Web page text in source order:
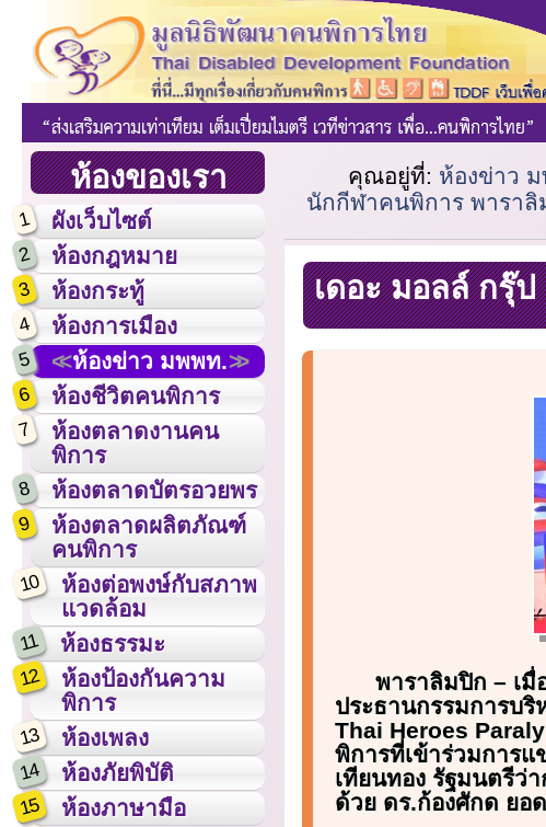
ห้องของเรา
1 ผังเว็บไซต์
2 ห้องกฎหมาย
3 ห้องกระทู้
4 ห้องการเมือง
5 ห้องข่าว มพพท.
6 ห้องชีวิตคนพิการ
7
ห้องตลาดงานคน
พิการ
8 ห้องตลาดบัตรอวยพร
9
ห้องตลาดผลิตภัณฑ์
คนพิการ
10
ห้องต่อพงษ์กับสภาพ
แวดล้อม
11 ห้องธรรมะ
12
ห้องป้องกันความ
พิการ
13 ห้องเพลง
14 ห้องภัยพิบัติ
15 ห้องภาษามือ
คุณอยู่ที่: ห้องข่าว
นักกีฬาคนพิการ พาราลิ
เดอะ มอลล์ กรุ๊
พาราลิมปิก – เ
ประธานกรรมการบริ
Thai Heroes
พิการที่เข้าร่วมการ
เทียนทอง รัฐมนตรีว่
ด้วย ดร.ก้องศักด ยอ